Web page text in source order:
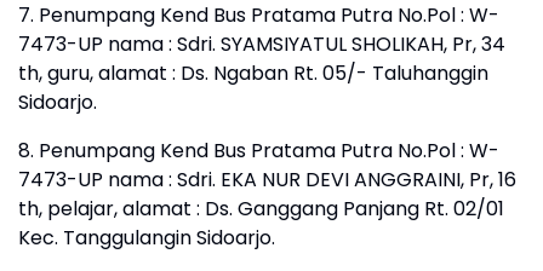
7. Penumpang Kend Bus Pratama Putra No.Pol : W-
7473-UP nama : Sdri. SYAMSIYATUL SHOLIKAH, Pr, 34
th, guru, alamat : Ds. Ngaban Rt. 05/- Taluhanggin
Sidoarjo.
8. Penumpang Kend Bus Pratama Putra No.Pol : W-
7473-UP nama : Sdri. EKA NUR DEVI ANGGRAINI, Pr, 16
th, pelajar, alamat : Ds. Ganggang Panjang Rt. 02/01
Kec. Tanggulangin Sidoarjo.